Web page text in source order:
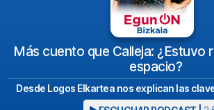
Más cuento que Calleja: ¿Estuvo
espacio?
Desde Logos Elkartea nos explican las